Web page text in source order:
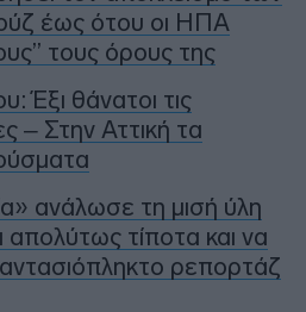
έως ότου οι ΗΠΑ
τους όρους της
Έξι θάνατοι τις
– Στην Αττική τα
ανάλωσε τη μισή ύλη
απολύτως τίποτα και να
ρεπορτάζ